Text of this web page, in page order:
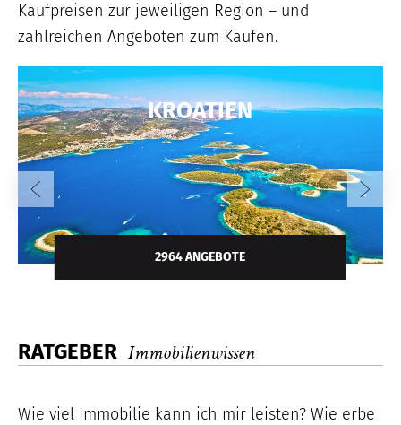
Kaufpreisen zur jeweiligen Region – und
zahlreichen Angeboten zum Kaufen.
KROATIEN
2964 ANGEBOTE
RATGEBER Immobilienwissen
Wie viel Immobilie kann ich mir leisten? Wie erbe